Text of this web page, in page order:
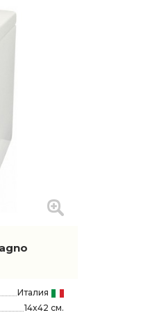
Италия
14x42 см.